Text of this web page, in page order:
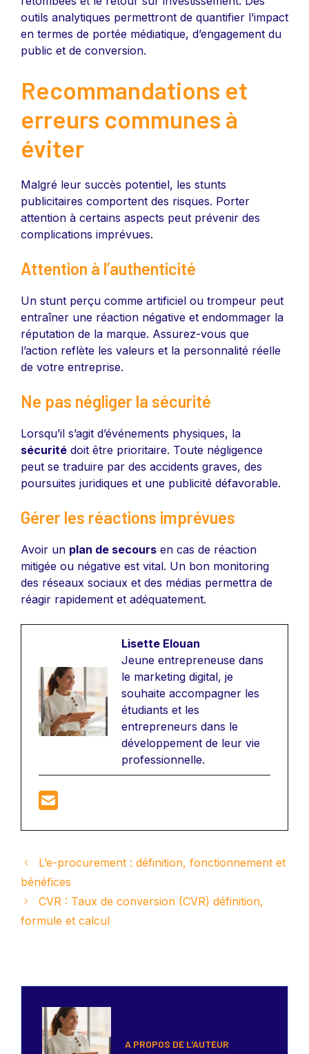
outils analytiques permettront de quantifier l’impact
en termes de portée médiatique, d’engagement du
public et de conversion.
Recommandations et
erreurs communes à
éviter
Malgré leur succès potentiel, les stunts
publicitaires comportent des risques. Porter
attention à certains aspects peut prévenir des
complications imprévues.
Attention à l’authenticité
Un stunt perçu comme artificiel ou trompeur peut
entraîner une réaction négative et endommager la
réputation de la marque. Assurez-vous que
l’action reflète les valeurs et la personnalité réelle
de votre entreprise.
Ne pas négliger la sécurité
Lorsqu’il s’agit d’événements physiques, la
sécurité doit être prioritaire. Toute négligence
peut se traduire par des accidents graves, des
poursuites juridiques et une publicité défavorable.
Gérer les réactions imprévues
Avoir un plan de secours en cas de réaction
mitigée ou négative est vital. Un bon monitoring
des réseaux sociaux et des médias permettra de
réagir rapidement et adéquatement.
Lisette Elouan
Jeune entrepreneuse dans
le marketing digital, je
souhaite accompagner les
étudiants et les
entrepreneurs dans le
développement de leur vie
professionnelle.
L’e-procurement : définition, fonctionnement et
bénéfices
CVR : Taux de conversion (CVR) définition,
formule et calcul
A PROPOS DE L'AUTEUR